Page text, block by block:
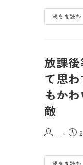
続きを読む
放課
て思
もか
敵
続きを読む